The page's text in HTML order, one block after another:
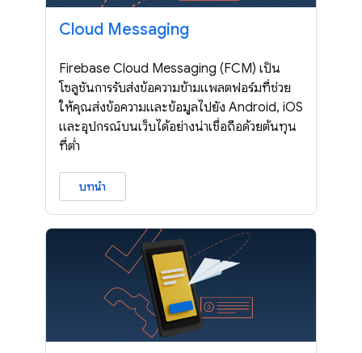
Cloud Messaging
Firebase Cloud Messaging (FCM) เป็น
โซลูชันการรับส่งข้อความข้ามแพลตฟอร์มที่ช่วย
ให้คุณส่งข้อความและข้อมูลไปยัง Android, iOS
และอุปกรณ์บนเว็บได้อย่างน่าเชื่อถือด้วยต้นทุน
ที่ต่ำ
บทนำ